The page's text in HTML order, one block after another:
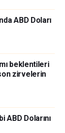
ABD Doları
beklentileri
zirvelerin
ABD Dolarını